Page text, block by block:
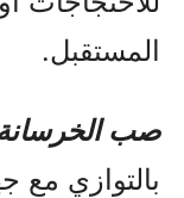
المستقبل.
صب
بالتوازي مع